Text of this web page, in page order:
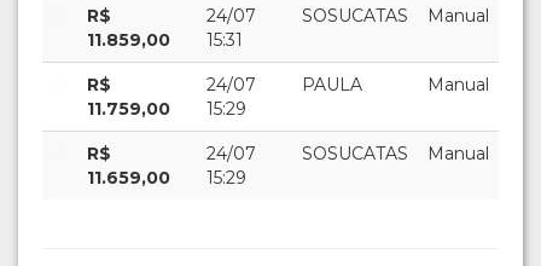
R$
11.859,00
24/07
15:31
SOSUCATAS Manual
R$
11.759,00
24/07
15:29
PAULA Manual
R$
11.659,00
24/07
15:29
SOSUCATAS Manual